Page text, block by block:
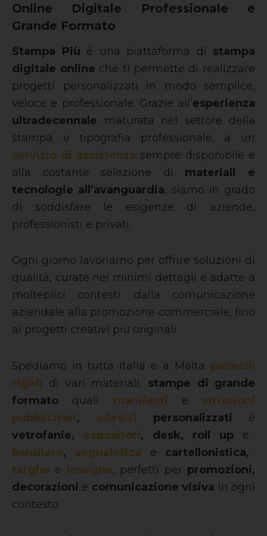
Online Digitale Professionale e
Grande Formato
Stampa Più è una piattaforma di stampa
digitale online che ti permette di realizzare
progetti personalizzati in modo semplice,
veloce e professionale. Grazie all’esperienza
ultradecennale maturata nel settore della
stampa e tipografia professionale, a un
servizio di assistenza sempre disponibile e
alla costante selezione di materiali e
tecnologie all’avanguardia, siamo in grado
di soddisfare le esigenze di aziende,
professionisti e privati.
Ogni giorno lavoriamo per offrire soluzioni di
qualità, curate nei minimi dettagli e adatte a
molteplici contesti: dalla comunicazione
aziendale alla promozione commerciale, fino
ai progetti creativi più originali.
Spediamo in tutta Italia e a Malta pannelli
rigidi di vari materiali, stampe di grande
formato quali manifesti e striscioni
pubblicitari, adesivi personalizzati e
vetrofanie, espositori, desk, roll up e
bandiere, segnaletica e cartellonistica,
targhe e insegne, perfetti per promozioni,
decorazioni e comunicazione visiva in ogni
contesto.